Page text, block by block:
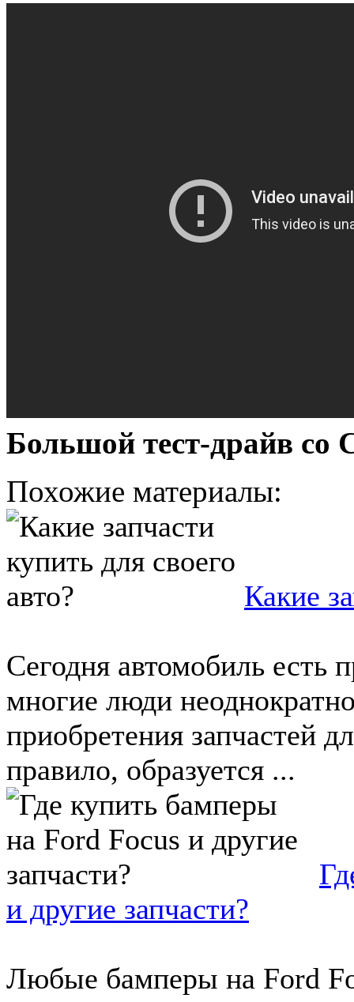
Большой тест-драйв со
Похожие материалы:
Какие
Сегодня автомобиль есть
многие люди
приобретения запчастей
правило, образуется ...
и другие запчасти?
Любые бамперы на Ford